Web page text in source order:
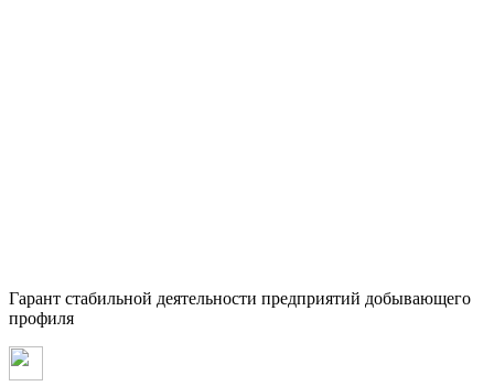
Гарант стабильной деятельности предприятий добывающего
профиля